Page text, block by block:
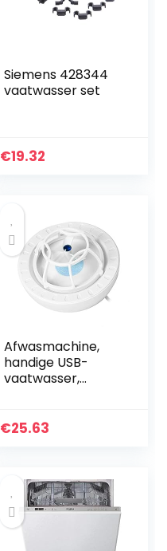
Siemens 428344
vaatwasser set
€19.32
Afwasmachine,
handige USB-
vaatwasser,
keuken van het
€25.63